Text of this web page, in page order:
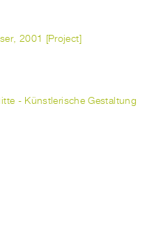
2001 [Project]
- Künstlerische Gestaltung